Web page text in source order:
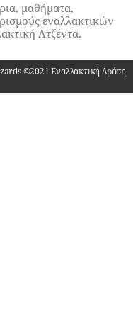
μαθήματα,
εναλλακτικών
Ατζέντα.
©2021 Εναλλακτική Δράση